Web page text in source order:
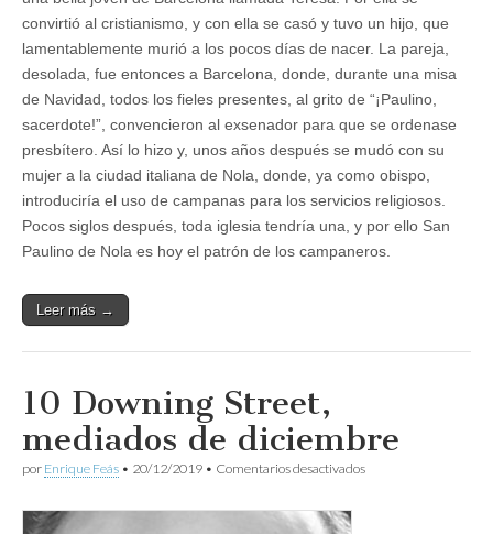
convirtió al cristianismo, y con ella se casó y tuvo un hijo, que
lamentablemente murió a los pocos días de nacer. La pareja,
desolada, fue entonces a Barcelona, donde, durante una misa
de Navidad, todos los fieles presentes, al grito de “¡Paulino,
sacerdote!”, convencieron al exsenador para que se ordenase
presbítero. Así lo hizo y, unos años después se mudó con su
mujer a la ciudad italiana de Nola, donde, ya como obispo,
introduciría el uso de campanas para los servicios religiosos.
Pocos siglos después, toda iglesia tendría una, y por ello San
Paulino de Nola es hoy el patrón de los campaneros.
Leer más →
10 Downing Street,
mediados de diciembre
por Enrique Feás • 20/12/2019 • Comentarios desactivadosen